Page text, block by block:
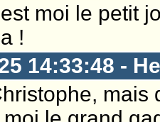
moi le petit
!
14:33:48 -
mais